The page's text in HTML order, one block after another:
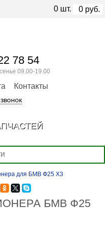
для БМВ Ф25 X3
БМВ Ф25
78 54
09.00-19.00
Контакты
0 шт. 0 руб.